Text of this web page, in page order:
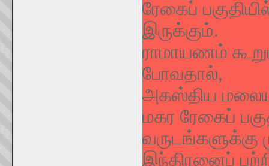
ரேகைப்
இருக்கும்.
ராமாயணம்
போவதால்,
அகஸ்திய
மகர ரேகைப்
இந்திரனைப்